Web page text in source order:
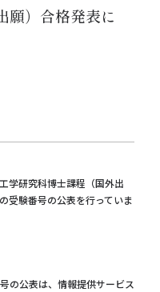
願）合格発表に
学研究科博士課程（国外出
受験番号の公表を行っていま
の公表は、情報提供サービス